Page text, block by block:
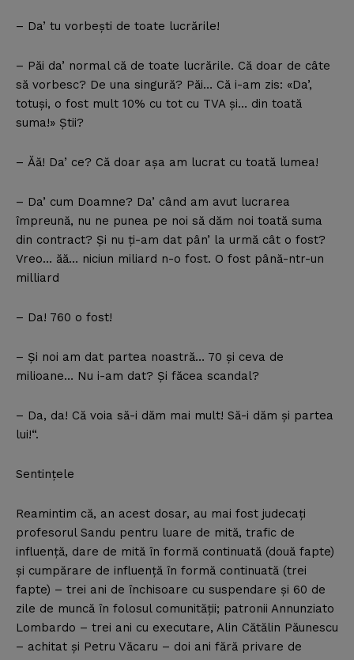
– Da’ tu vorbeşti de toate lucrările!
– Păi da’ normal că de toate lucrările. Că doar de câte
să vorbesc? De una singură? Păi… Că i-am zis: «Da’,
totuşi, o fost mult 10% cu tot cu TVA şi… din toată
suma!» Ştii?
– Ăă! Da’ ce? Că doar aşa am lucrat cu toată lumea!
– Da’ cum Doamne? Da’ când am avut lucrarea
împreună, nu ne punea pe noi să dăm noi toată suma
din contract? Şi nu ţi-am dat pân’ la urmă cât o fost?
Vreo… ăă… niciun miliard n-o fost. O fost până-ntr-un
milliard
– Da! 760 o fost!
– Şi noi am dat partea noastră… 70 şi ceva de
milioane… Nu i-am dat? Şi făcea scandal?
– Da, da! Că voia să-i dăm mai mult! Să-i dăm şi partea
lui!“.
Sentinţele
Reamintim că, an acest dosar, au mai fost judecaţi
profesorul Sandu pentru luare de mită, trafic de
influenţă, dare de mită în formă continuată (două fapte)
şi cumpărare de influenţă în formă continuată (trei
fapte) – trei ani de închisoare cu suspendare şi 60 de
zile de muncă în folosul comunităţii; patronii Annunziato
Lombardo – trei ani cu executare, Alin Cătălin Păunescu
– achitat şi Petru Văcaru – doi ani fără privare de